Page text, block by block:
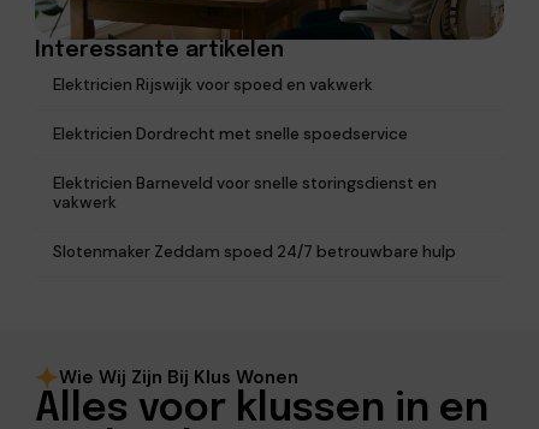
Interessante artikelen
Elektricien Rijswijk voor spoed en vakwerk
Elektricien Dordrecht met snelle spoedservice
Elektricien Barneveld voor snelle storingsdienst en
vakwerk
Slotenmaker Zeddam spoed 24/7 betrouwbare hulp
Wie Wij Zijn Bij Klus Wonen
Alles voor klussen in en